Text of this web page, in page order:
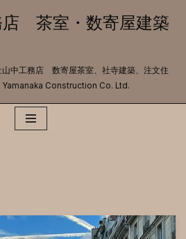
店 茶室・数寄屋建築
山中工務店 数寄屋茶室、社寺建築、注文住
Construction Co. Ltd.